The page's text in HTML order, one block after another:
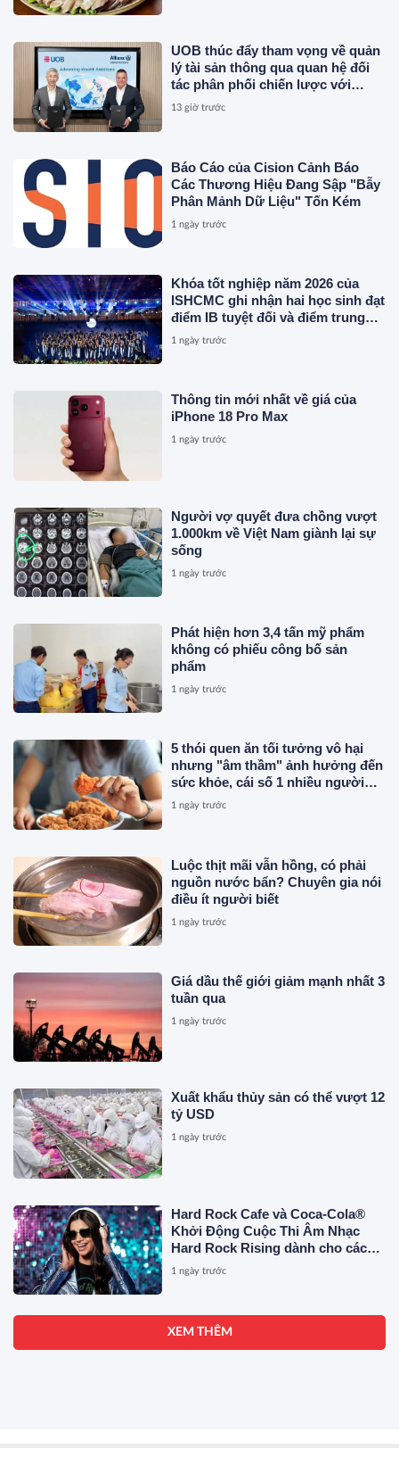
UOB thúc đẩy tham vọng về quản
lý tài sản thông qua quan hệ đối
tác phân phối chiến lược với
Allianz Global Investors
13 giờ trước
Báo Cáo của Cision Cảnh Báo
Các Thương Hiệu Đang Sập "Bẫy
Phân Mảnh Dữ Liệu" Tốn Kém
1 ngày trước
Khóa tốt nghiệp năm 2026 của
ISHCMC ghi nhận hai học sinh đạt
điểm IB tuyệt đối và điểm trung
bình toàn khóa đạt 34,5
1 ngày trước
Thông tin mới nhất về giá của
iPhone 18 Pro Max
1 ngày trước
Người vợ quyết đưa chồng vượt
1.000km về Việt Nam giành lại sự
sống
1 ngày trước
Phát hiện hơn 3,4 tấn mỹ phẩm
không có phiếu công bố sản
phẩm
1 ngày trước
5 thói quen ăn tối tưởng vô hại
nhưng "âm thầm" ảnh hưởng đến
sức khỏe, cái số 1 nhiều người
vẫn mắc
1 ngày trước
Luộc thịt mãi vẫn hồng, có phải
nguồn nước bẩn? Chuyên gia nói
điều ít người biết
1 ngày trước
Giá dầu thế giới giảm mạnh nhất 3
tuần qua
1 ngày trước
Xuất khẩu thủy sản có thể vượt 12
tỷ USD
1 ngày trước
Hard Rock Cafe và Coca-Cola®
Khởi Động Cuộc Thi Âm Nhạc
Hard Rock Rising dành cho các
Nghệ Sĩ Trẻ Triển Vọng
1 ngày trước
XEM THÊM